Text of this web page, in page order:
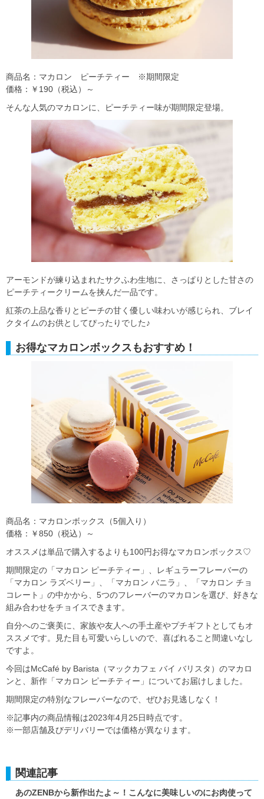
商品名：マカロン ピーチティー ※期間限定
価格：￥190（税込）～
そんな人気のマカロンに、ピーチティー味が期間限定登場。
アーモンドが練り込まれたサクふわ生地に、さっぱりとした甘さの
ピーチティークリームを挟んだ一品です。
紅茶の上品な香りとピーチの甘く優しい味わいが感じられ、ブレイ
クタイムのお供としてぴったりでした♪
お得なマカロンボックスもおすすめ！
商品名：マカロンボックス（5個入り）
価格：￥850（税込）～
オススメは単品で購入するよりも100円お得なマカロンボックス♡
期間限定の「マカロン ピーチティー」、レギュラーフレーバーの
「マカロン ラズベリー」、「マカロン バニラ」、「マカロン チョ
コレート」の中かから、5つのフレーバーのマカロンを選び、好きな
組み合わせをチョイスできます。
自分へのご褒美に、家族や友人への手土産やプチギフトとしてもオ
ススメです。見た目も可愛いらしいので、喜ばれること間違いなし
ですよ。
今回はMcCafé by Barista（マックカフェ バイ バリスタ）のマカロ
ンと、新作「マカロン ピーチティー」についてお届けしました。
期間限定の特別なフレーバーなので、ぜひお見逃しなく！
※記事内の商品情報は2023年4月25日時点です。
※一部店舗及びデリバリーでは価格が異なります。
関連記事
あのZENBから新作出たよ～！こんなに美味しいのにお肉使って